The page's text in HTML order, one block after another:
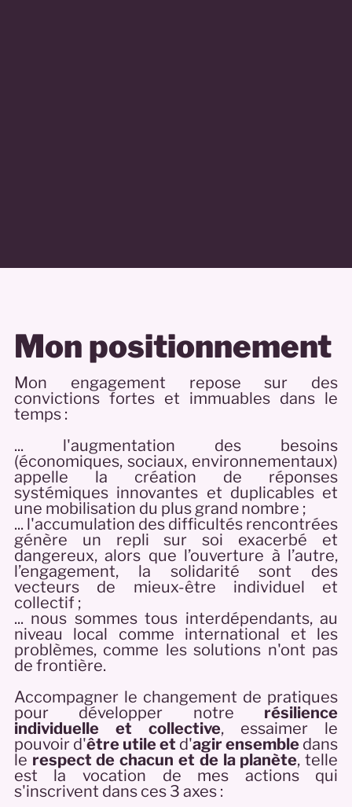
Mon positionnement
Mon engagement repose sur des
convictions fortes et immuables dans le
temps :
... l'augmentation des besoins
(économiques, sociaux, environnementaux)
appelle la création de réponses
systémiques innovantes et duplicables et
une mobilisation du plus grand nombre ;
... l'accumulation des difficultés rencontrées
génère un repli sur soi exacerbé et
dangereux, alors que l’ouverture à l’autre,
l’engagement, la solidarité sont des
vecteurs de mieux-être individuel et
collectif ;
... nous sommes tous interdépendants, au
niveau local comme international et les
problèmes, comme les solutions n'ont pas
de frontière.
Accompagner le changement de pratiques
pour développer notre résilience
individuelle et collective, essaimer le
pouvoir d'être utile et d'agirensemble dans
le respect de chacun et de la planète, telle
est la vocation de mes actions qui
s'inscrivent dans ces 3 axes :